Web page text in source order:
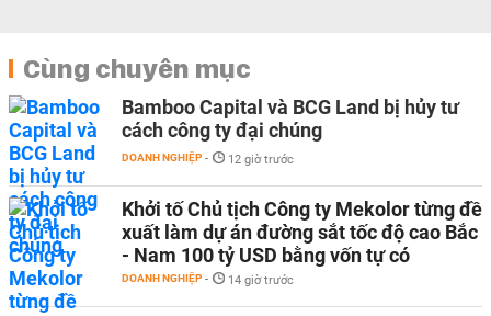
Cùng chuyên mục
Bamboo Capital và BCG Land bị hủy tư
cách công ty đại chúng
DOANH NGHIỆP - 12 giờ trước
Khởi tố Chủ tịch Công ty Mekolor từng đề
xuất làm dự án đường sắt tốc độ cao Bắc
- Nam 100 tỷ USD bằng vốn tự có
DOANH NGHIỆP - 14 giờ trước